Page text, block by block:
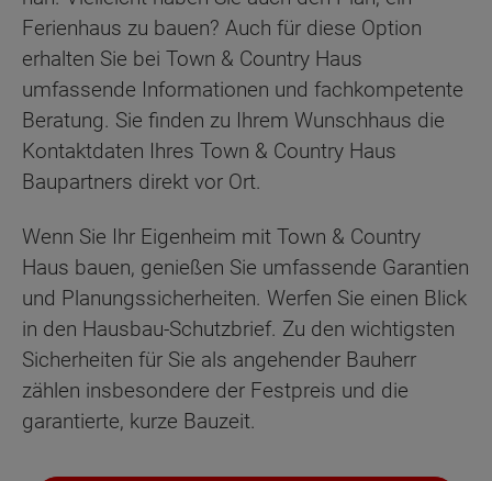
Ferienhaus zu bauen? Auch für diese Option
erhalten Sie bei Town & Country Haus
umfassende Informationen und fachkompetente
Beratung. Sie finden zu Ihrem Wunschhaus die
Kontaktdaten Ihres Town & Country Haus
Baupartners direkt vor Ort.
Wenn Sie Ihr Eigenheim mit Town & Country
Haus bauen, genießen Sie umfassende Garantien
und Planungssicherheiten. Werfen Sie einen Blick
in den Hausbau-Schutzbrief. Zu den wichtigsten
Sicherheiten für Sie als angehender Bauherr
zählen insbesondere der Festpreis und die
garantierte, kurze Bauzeit.